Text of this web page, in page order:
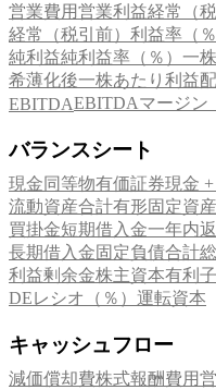
営業費用営業利益経常（
経常（税引前）利益率（％
純利益純利益率（％） 一
希薄化後一株あたり利益
EBITDAEBITDAマージン
バランスシート
現金同等物有価証券現金
流動資産合計有形固定資産
買掛金短期借入金一年内
長期借入金固定負債合計
利益剰余金株主資本有利
DEレシオ（％） 運転資本
キャッシュフロー
減価償却費株式報酬費用